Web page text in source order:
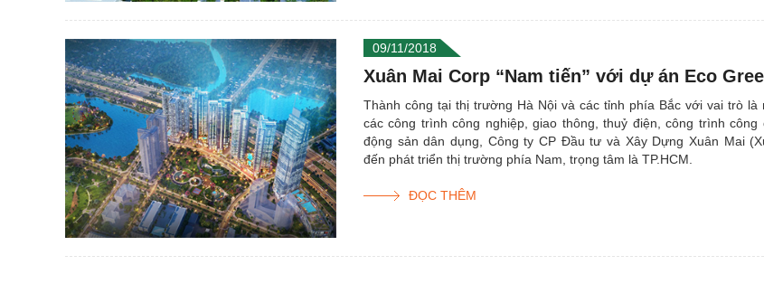
09/11/2018
Xuân Mai Corp “Nam tiến” với dự án Eco
Thành công tại thị trường Hà Nội và các tỉnh phía Bắc với vai trò là
các công trình công nghiệp, giao thông, thuỷ điện, công trình
động sản dân dụng, Công ty CP Đầu tư và Xây Dựng Xuân Mai
đến phát triển thị trường phía Nam, trọng tâm là TP.HCM.
ĐỌC THÊM